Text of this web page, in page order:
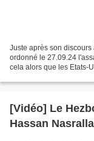
Juste après son
ordonné le 27.09.24
cela alors que les Etats-
[Vidéo] Le
Hassan